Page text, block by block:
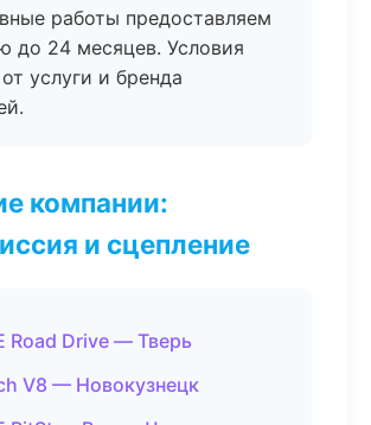
работы предоставляем
до 24 месяцев. Условия
услуги и бренда
компании:
и сцепление
Road Drive — Тверь
V8 — Новокузнецк